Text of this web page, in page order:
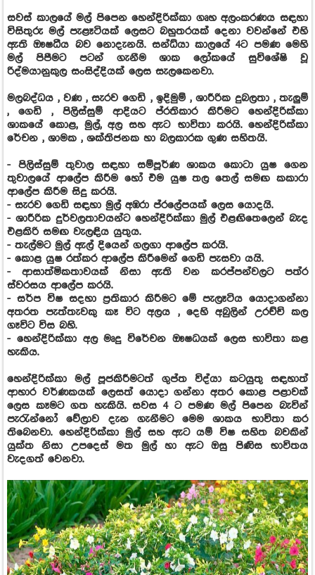
සවස් කාලයේ මල් පිපෙන හෙන්දිරික්කා ගෘහ අලංකරණය සඳහා
විසිතුරු මල් පැළෑටියක් ලෙසට බහුතරයක් දෙනා වවන්නේ එහි
ඇති ඖෂධීය බව නොදැන‍යි. සන්ධ්යා කාලයේ 4ට පමණ මෙහි
මල් පිපීමට පටන් ගැනීම ශාක ලෝකයේ සුවිශේෂි වූ
රිද්මයානුකුල සංසිද්දියක් ලෙස සැලකෙනවා.
මලබද්ධය , වණ , සැරව ගෙඩි , ඉදිමුම් , ශාරීරික දුබලතා , තැලුම්
, ගෙඩි , පිලිස්සුම් ආදියට ප්රතිකාර කිරීමට හෙන්දිරික්කා
ශාකයේ කොළ, මුල්, අල සහ ඇට භාවිතා කරයි. හෙන්දිරික්කා
රේචන , ශාමක , ශක්තිජනක හා බලකාරක ගුණ සහිතයි.
- පිලිස්සුම් තුවාල සඳහා සම්පූර්ණ ශාකය කොටා යුෂ ගෙන
තුවාලයේ ආලේප කිරීම හෝ එම යුෂ තල තෙල් සමඟ කකාරා
ආලේප කිරීම සිදු කරයි.
- සැරව ගෙඩි සඳහා මුල් අඹරා ප්රලේපයක් ලෙස යොදයි.
- ශාරීරික දුර්වලතාවයන්ට හෙන්දිරික්කා මුල් එළඟිතෙලෙන් බැද
එළකිරි සමඟ වැලඳිය යුතුය.
- තැල්මට මුල් ඇල් දියෙන් ගලගා ආලේප කරයි.
- කොළ යුෂ රත්කර ආලේප කිරීමෙන් ගෙඩි පැසවා යයි.
- ආසාත්මිකතාවයක් නිසා ඇති වන කරප්පන්වලට පත්ර
ස්වරසය ආලේප කරයි.
- සර්ප විෂ සදහා ප්‍රතිකාර කිරීමට මේ පැලෑටිය යොදාගන්නා
අතරත පැත්තැවකු කෑ විට අලය , දෙහි අබුලින් උරච්චි කල
ගෑවිට විස බහි.
- හෙන්දිරික්කා අල මෘදු විරේචන ඖෂධයක් ලෙස භාවිතා කළ
හැකිය.
හෙන්දිරික්කා මල් පූජකිරීමටත් ගුප්ත විද්යා කටයුතු සඳහාත්
ආහාර වර්ණකයක් ලෙසත් යොදා ගන්නා අතර කොළ පළාවක්
ලෙස කෑමට ගත හැකි‍යි. සවස 4 ට පමණ මල් පිපෙන බැවින්
පැරැන්නෝ වේලාව දැන ගැනීමට මෙම ශාකය භාවිතා කර
තිබෙනවා. හෙන්දිරික්කා මුල් සහ ඇට යම් විෂ සහිත බවකින්
යුක්ත නිසා උපදෙස් මත මුල් හා ඇට ඔසු පිණිස භාවිතය
වැදගත් වෙනවා.